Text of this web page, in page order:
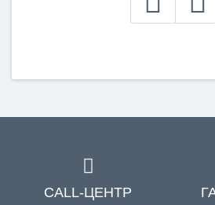
CALL-ЦЕНТР